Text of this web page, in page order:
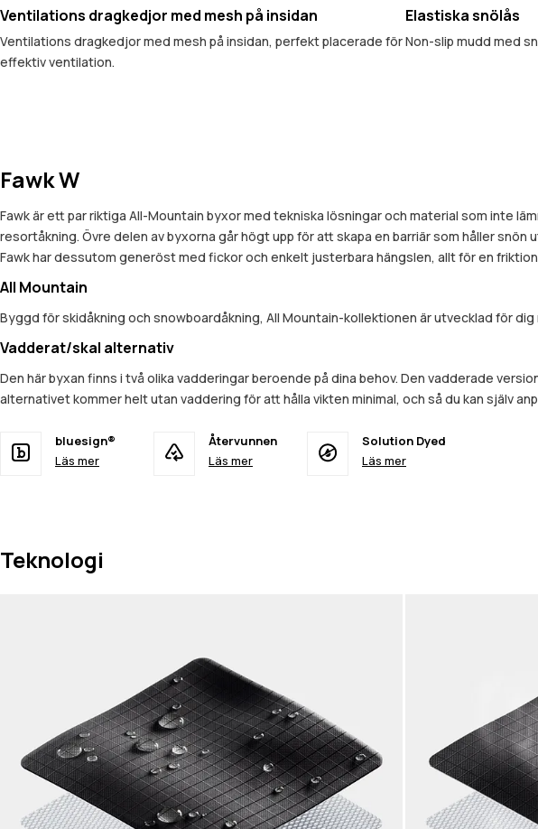
Ventilations dragkedjor med mesh på insidan
Ventilations dragkedjor med mesh på insidan, perfekt placerade för
effektiv ventilation.
Elastiska snölås
Non-slip mudd med
Fawk W
Fawk är ett par riktiga All-Mountain byxor med tekniska lösningar och material som inte
resortåkning. Övre delen av byxorna går högt upp för att skapa en barriär som håller
Fawk har dessutom generöst med fickor och enkelt justerbara hängslen, allt för en
All Mountain
Byggd för skidåkning och snowboardåkning, All Mountain-kollektionen är utvecklad för
Vadderat/skal alternativ
Den här byxan finns i två olika vadderingar beroende på dina behov. Den vadderade
alternativet kommer helt utan vaddering för att hålla vikten minimal, och så du kan själv
bluesign®
Läs mer
Återvunnen
Läs mer
Solution Dyed
Läs mer
Teknologi